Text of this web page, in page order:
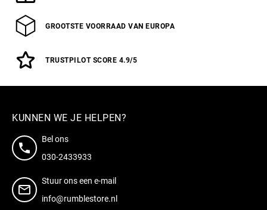
GROOTSTE VOORRAAD VAN EUROPA
TRUSTPILOT SCORE 4.9/5
KUNNEN WE JE HELPEN?
Bel ons
030-2433933
Stuur ons een e-mail
info@rumblestore.nl